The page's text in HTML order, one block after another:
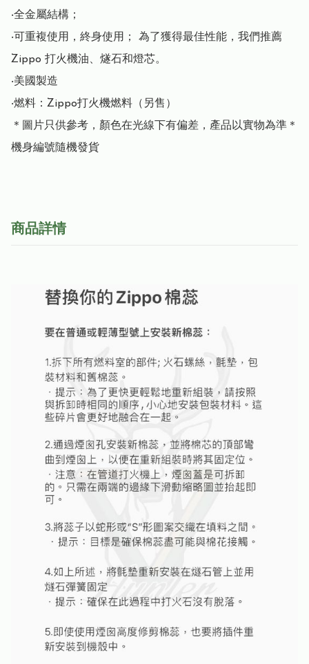
‧全金屬結構；
‧可重複使用，終身使用； 為了獲得最佳性能，我們推薦
Zippo 打火機油、燧石和燈芯。
‧美國製造
‧燃料：Zippo打火機燃料（另售）
＊圖片只供參考，顏色在光線下有偏差，產品以實物為準＊
機身編號隨機發貨
商品詳情